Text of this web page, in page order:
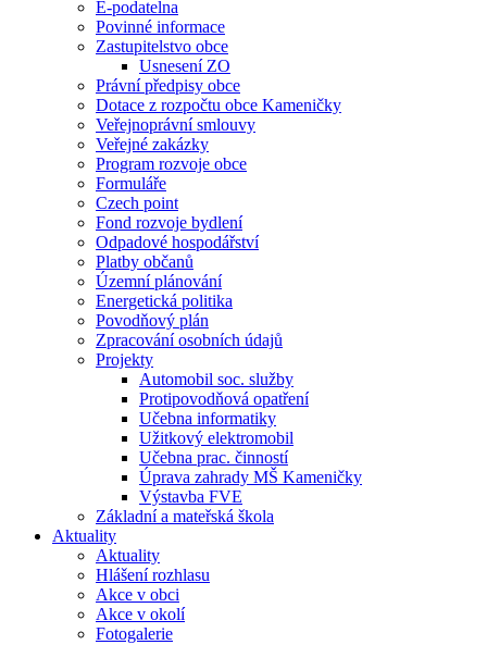
E-podatelna
Povinné informace
Zastupitelstvo obce
Usnesení ZO
Právní předpisy obce
Dotace z rozpočtu obce Kameničky
Veřejnoprávní smlouvy
Veřejné zakázky
Program rozvoje obce
Formuláře
Czech point
Fond rozvoje bydlení
Odpadové hospodářství
Platby občanů
Územní plánování
Energetická politika
Povodňový plán
Zpracování osobních údajů
Projekty
Automobil soc. služby
Protipovodňová opatření
Učebna informatiky
Užitkový elektromobil
Učebna prac. činností
Úprava zahrady MŠ Kameničky
Výstavba FVE
Základní a mateřská škola
Aktuality
Aktuality
Hlášení rozhlasu
Akce v obci
Akce v okolí
Fotogalerie